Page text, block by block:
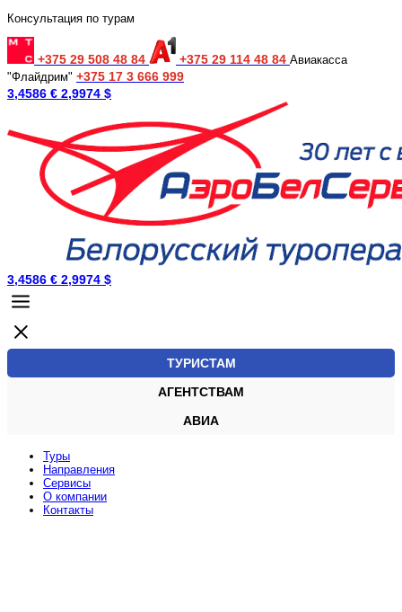
Консультация по турам
+375 29 508 48 84 +375 29 114 48 84 Авиакасса
"Флайдрим" +375 17 3 666 999
3,4586 € 2,9974 $
3,4586 € 2,9974 $
ТУРИСТАМ
АГЕНТСТВАМ
АВИА
Туры
Направления
Сервисы
O компании
Контакты